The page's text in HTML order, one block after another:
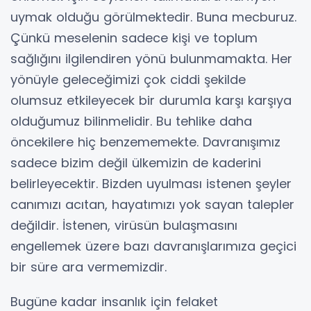
uymak olduğu görülmektedir. Buna mecburuz.
Çünkü meselenin sadece kişi ve toplum
sağlığını ilgilendiren yönü bulunmamakta. Her
yönüyle geleceğimizi çok ciddi şekilde
olumsuz etkileyecek bir durumla karşı karşıya
olduğumuz bilinmelidir. Bu tehlike daha
öncekilere hiç benzememekte. Davranışımız
sadece bizim değil ülkemizin de kaderini
belirleyecektir. Bizden uyulması istenen şeyler
canımızı acıtan, hayatımızı yok sayan talepler
değildir. İstenen, virüsün bulaşmasını
engellemek üzere bazı davranışlarımıza geçici
bir süre ara vermemizdir.
Bugüne kadar insanlık için felaket